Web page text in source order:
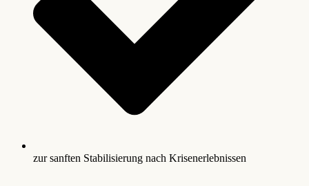
zur sanften Stabilisierung nach Krisenerlebnissen